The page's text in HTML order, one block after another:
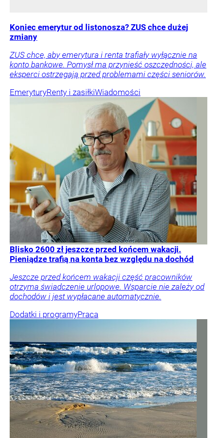
Koniec emerytur od listonosza? ZUS chce dużej
zmiany
ZUS chce, aby emerytura i renta trafiały wyłącznie na
konto bankowe. Pomysł ma przynieść oszczędności, ale
eksperci ostrzegają przed problemami części seniorów.
EmeryturyRenty i zasiłkiWiadomości
Blisko 2600 zł jeszcze przed końcem wakacji.
Pieniądze trafią na konta bez względu na dochód
Jeszcze przed końcem wakacji część pracowników
otrzyma świadczenie urlopowe. Wsparcie nie zależy od
dochodów i jest wypłacane automatycznie.
Dodatki i programyPraca